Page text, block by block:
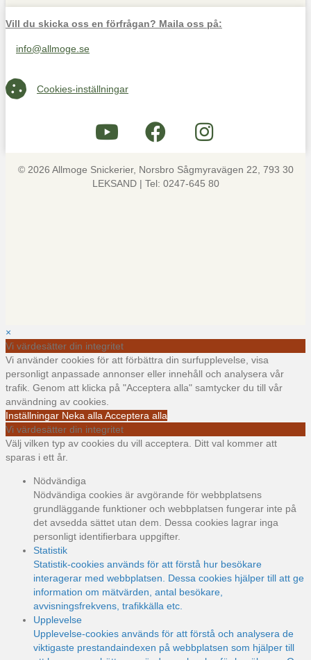
Vill du skicka oss en förfrågan? Maila oss på:
Maila oss på info@allmoge.se
info@allmoge.se
Cookies-inställningar
Cookies-inställningar
© 2026 Allmoge Snickerier, Norsbro Sågmyravägen 22, 793 30
LEKSAND | Tel: 0247-645 80
×
Vi värdesätter din integritet
Vi använder cookies för att förbättra din surfupplevelse, visa
personligt anpassade annonser eller innehåll och analysera vår
trafik. Genom att klicka på "Acceptera alla" samtycker du till vår
användning av cookies.
Inställningar Neka alla Acceptera alla
Vi värdesätter din integritet
Välj vilken typ av cookies du vill acceptera. Ditt val kommer att
sparas i ett år.
Nödvändiga
Nödvändiga cookies är avgörande för webbplatsens
grundläggande funktioner och webbplatsen fungerar inte på
det avsedda sättet utan dem. Dessa cookies lagrar inga
personligt identifierbara uppgifter.
Statistik
Statistik-cookies används för att förstå hur besökare
interagerar med webbplatsen. Dessa cookies hjälper till att ge
information om mätvärden, antal besökare,
avvisningsfrekvens, trafikkälla etc.
Upplevelse
Upplevelse-cookies används för att förstå och analysera de
viktigaste prestandaindexen på webbplatsen som hjälper till